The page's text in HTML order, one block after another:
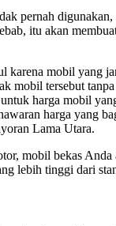
pernah digunakan,
itu akan
karena mobil yang
mobil tersebut tanpa
harga mobil
harga yang
Lama Utara.
mobil bekas Anda
lebih tinggi dari